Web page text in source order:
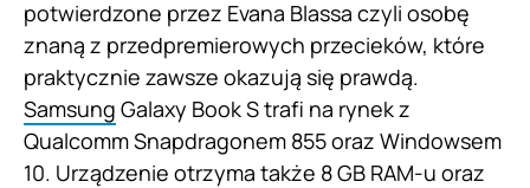
potwierdzone przez Evana Blassa czyli osobę
znaną z przedpremierowych przecieków, które
praktycznie zawsze okazują się prawdą.
Samsung Galaxy Book S trafi na rynek z
Qualcomm Snapdragonem 855 oraz Windowsem
10. Urządzenie otrzyma także 8 GB RAM-u oraz